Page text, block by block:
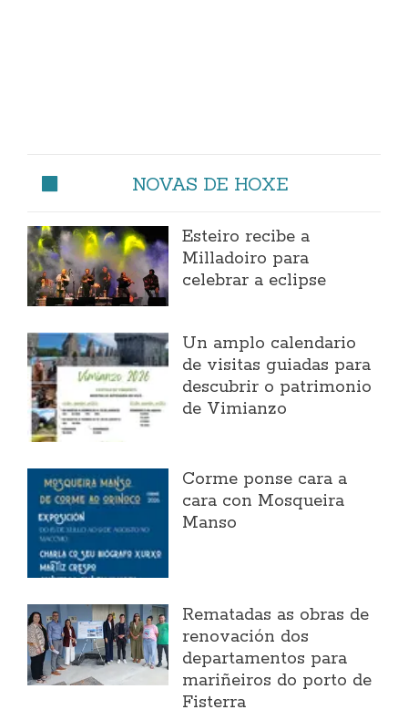
NOVAS DE HOXE
Esteiro recibe a
Milladoiro para
celebrar a eclipse
Un amplo calendario
de visitas guiadas para
descubrir o patrimonio
de Vimianzo
Corme ponse cara a
cara con Mosqueira
Manso
Rematadas as obras de
renovación dos
departamentos para
mariñeiros do porto de
Fisterra